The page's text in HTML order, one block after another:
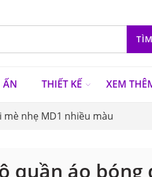
ẤN THIẾT KẾ XEM
mè nhẹ MD1 nhiều màu
quần áo bóng